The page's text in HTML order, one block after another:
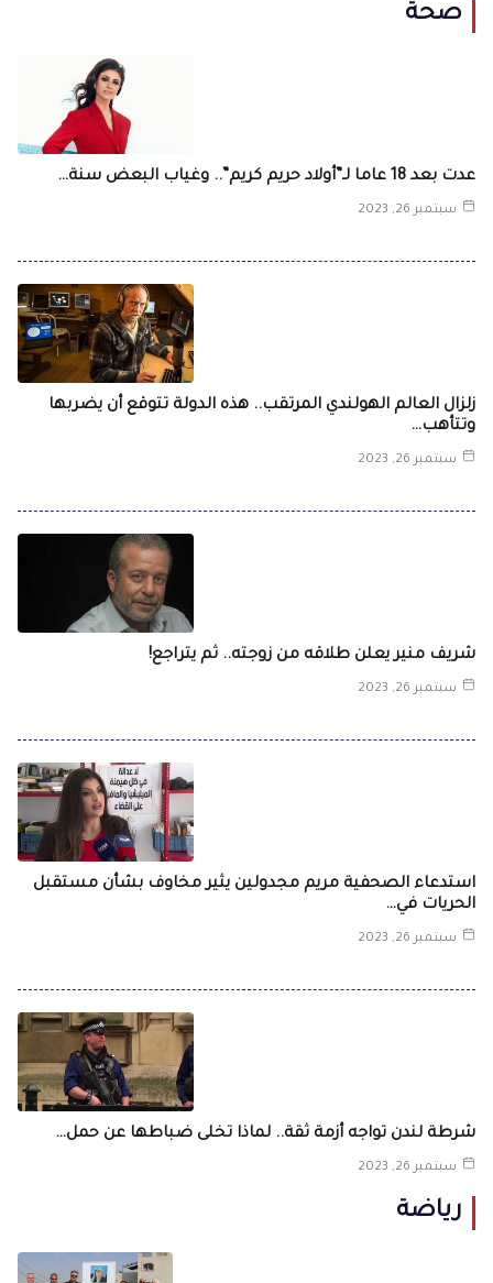
صحة
عدت بعد 18 عاما لـ”أولاد حريم كريم”.. وغياب البعض سنة…
سبتمبر 26, 2023
زلزال العالم الهولندي المرتقب.. هذه الدولة تتوقع أن يضربها
وتتأهب…
سبتمبر 26, 2023
شريف منير يعلن طلاقه من زوجته.. ثم يتراجع!
سبتمبر 26, 2023
استدعاء الصحفية مريم مجدولين يثير مخاوف بشأن مستقبل
الحريات في…
سبتمبر 26, 2023
شرطة لندن تواجه أزمة ثقة.. لماذا تخلى ضباطها عن حمل…
سبتمبر 26, 2023
رياضة